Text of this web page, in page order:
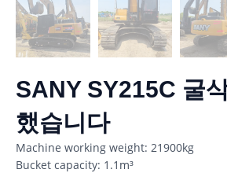
SANY SY215C 굴
했습니다
Machine working weight: 21900kg
Bucket capacity: 1.1m³